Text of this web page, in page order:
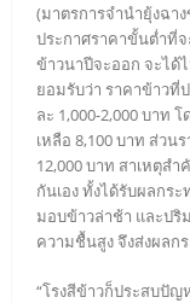
(มาตรการจำนำยุ้งฉา
ประกาศราคาขั้นต่ำที่
ข้าวนาปีจะออก จะได้
ยอมรับว่า ราคาข้าวที่
ละ 1,000-2,000 บาท
เหลือ 8,100 บาท ส่วน
12,000 บาท สาเหตุส
กันเอง ทั้งได้รับผลกร
มอบข้าวล่าช้า และป
ความชื้นสูง จึงส่งผลก
“โรงสีข้าวก็ประสบปั